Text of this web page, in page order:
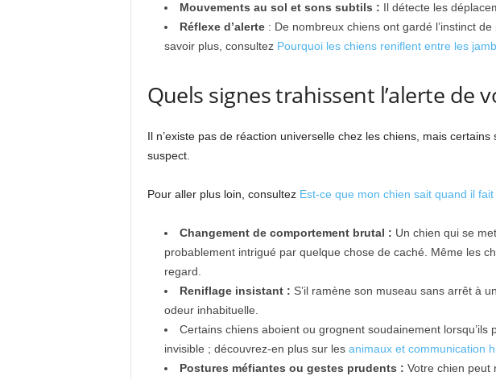
Mouvements au sol et sons subtils : Il détecte les
Réflexe d’alerte: De nombreux chiens ont gardé l’instinct
savoir plus, consultez Pourquoi les chiens reniflent entre les
Quels signes trahissent l’alerte de
Il n’existe pas de réaction universelle chez les chiens, mais
suspect.
Pour aller plus loin, consultez Est-ce que mon chien sait quand il
Changement de comportement brutal : Un chien qui se
probablement intrigué par quelque chose de caché. Même les
regard.
Reniflage insistant : S’il ramène son museau sans arrêt à
odeur inhabituelle.
Certains chiens aboient ou grognent soudainement
invisible ; découvrez-en plus sur les animaux et communication
Postures méfiantes ou gestes prudents : Votre chien peut